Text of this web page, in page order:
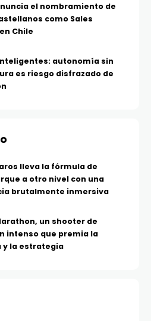
el nombramiento de
como Sales
Chile
autonomía sin
es riesgo disfrazado de
lleva la fórmula de
a otro nivel con una
brutalmente inmersiva
un shooter de
intenso que premia la
y la estrategia